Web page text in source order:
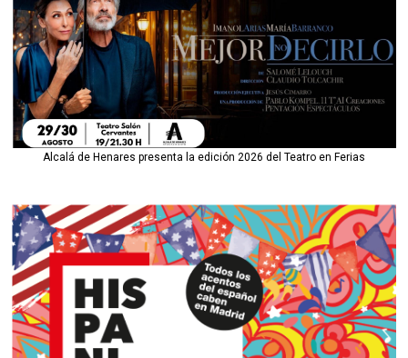
Alcalá de Henares presenta la edición 2026 del Teatro en Ferias